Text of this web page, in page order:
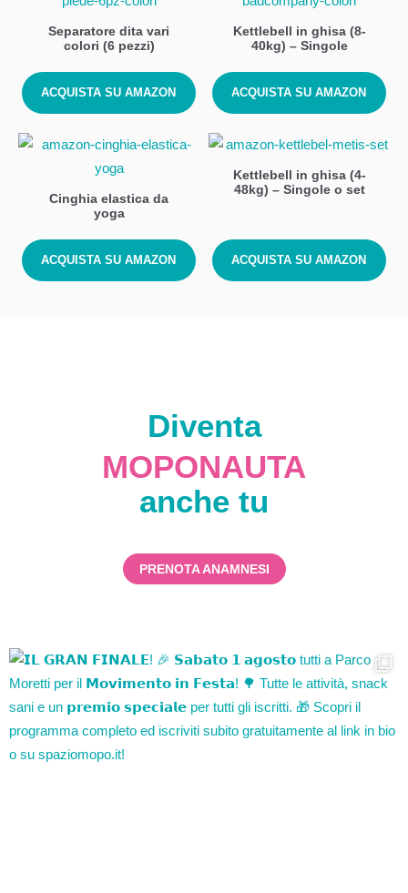
Separatore dita vari
colori (6 pezzi)
ACQUISTA SU AMAZON
Kettlebell in ghisa (8-
40kg) – Singole
ACQUISTA SU AMAZON
Cinghia elastica da
yoga
ACQUISTA SU AMAZON
Kettlebell in ghisa (4-
48kg) – Singole o set
ACQUISTA SU AMAZON
Diventa
MOPONAUTA
anche tu
PRENOTA ANAMNESI